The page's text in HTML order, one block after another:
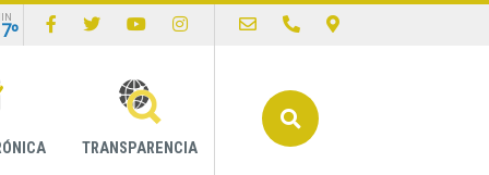
TRANSPARENCIA